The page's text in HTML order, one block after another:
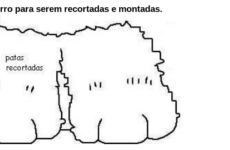
para serem recortadas e montadas.